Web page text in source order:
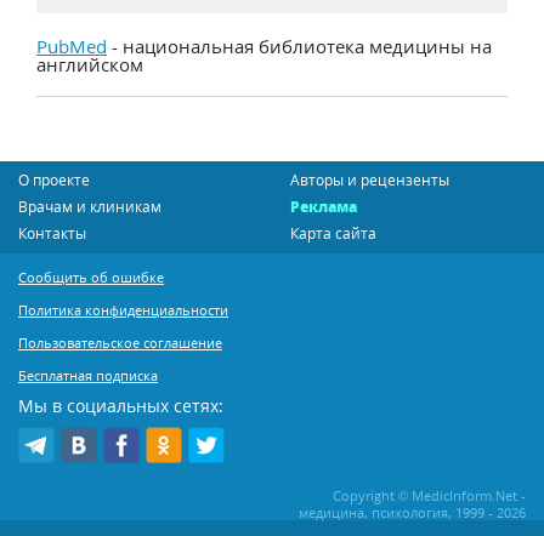
PubMed - национальная библиотека медицины на
английском
О проекте
Авторы и рецензенты
Врачам и клиникам
Реклама
Контакты
Карта сайта
Сообщить об ошибке
Политика конфиденциальности
Пользовательское соглашение
Бесплатная подписка
Мы в социальных сетях:
Copyright © MedicInform.Net -
медицина, психология, 1999 - 2026